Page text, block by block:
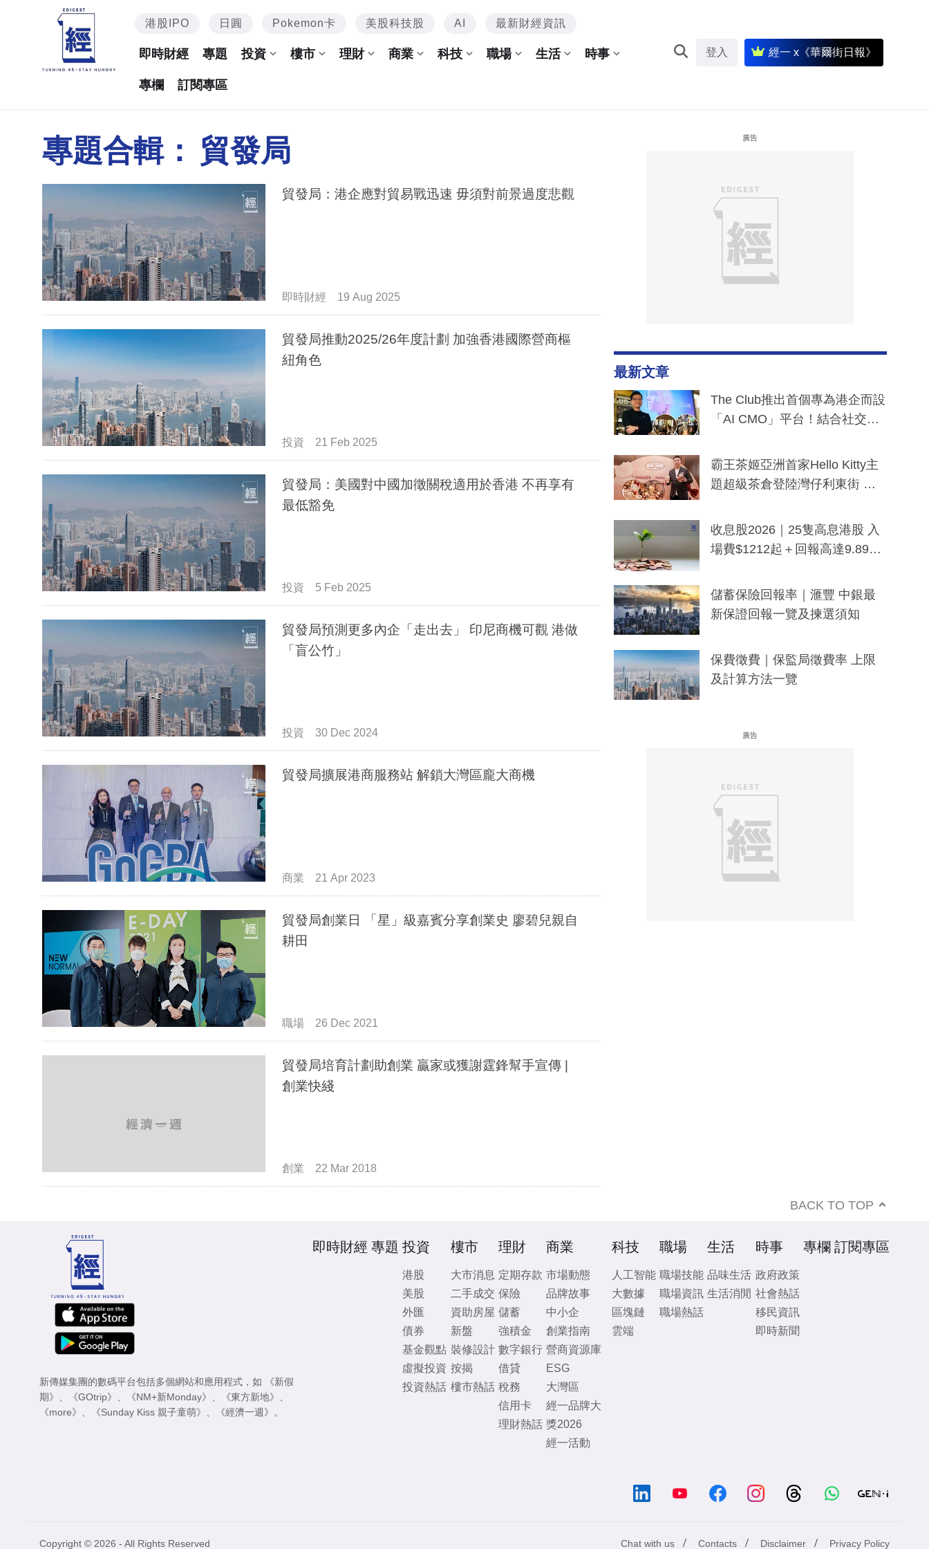
港股IPO 日圓 Pokemon卡 美股科技股 AI 最新財經資訊
即時財經 專題 投資 樓市 理財 商業 科技 職場 生活 時事
專欄 訂閱專區
登入 經一 x《華爾街日報》
專題合輯： 貿發局
貿發局：港企應對貿易戰迅速 毋須對前景過度悲觀
即時財經 19 Aug 2025
貿發局推動2025/26年度計劃 加強香港國際營商樞
紐角色
投資 21 Feb 2025
貿發局：美國對中國加徵關稅適用於香港 不再享有
最低豁免
投資 5 Feb 2025
貿發局預測更多內企「走出去」 印尼商機可觀 港做
「盲公竹」
投資 30 Dec 2024
貿發局擴展港商服務站 解鎖大灣區龐大商機
商業 21 Apr 2023
貿發局創業日 「星」級嘉賓分享創業史 廖碧兒親自
耕田
職場 26 Dec 2021
貿發局培育計劃助創業 贏家或獲謝霆鋒幫手宣傳 |
創業快綫
創業 22 Mar 2018
廣告
最新文章
The Club推出首個專為港企而設
「AI CMO」平台！結合社交聆
分鐘生成「貼地」宣傳短片
霸王茶姬亞洲首家Hello Kitty主
題超級茶倉登陸灣仔利東街 推
y及香港限定特調系列
收息股2026｜25隻高息港股 入
場費$1212起＋回報高達9.89
儲蓄保險回報率｜滙豐 中銀最
新保證回報一覽及揀選須知
保費徵費｜保監局徵費率 上限
及計算方法一覽
廣告
BACK TO TOP
新傳媒集團的數碼平台包括多個網站和應用程式，如
《新假
期》
《GOtrip》 《NM+新Monday》 《東方新地》
《more》
《Sunday Kiss 親子童萌》 《經濟一週》 。
即時財經 專題 投資
港股
美股
外匯
債券
基金觀點
虛擬投資
投資熱話
樓市
大市消息
二手成交
資助房屋
新盤
裝修設計
按揭
樓市熱話
理財
定期存款
保險
儲蓄
強積金
數字銀行
借貸
稅務
信用卡
理財熱話
商業
市場動態
品牌故事
中小企
創業指南
營商資源庫
ESG
大灣區
經一品牌大
獎2026
經一活動
科技
人工智能
大數據
區塊鏈
雲端
職場
職場技能
職場資訊
職場熱話
生活
品味生活
生活消閒
時事
政府政策
社會熱話
移民資訊
即時新聞
專欄 訂閱專區
Chat with us / Contacts / Disclaimer / Privacy Policy
Copyright © 2026 - All Rights Reserved